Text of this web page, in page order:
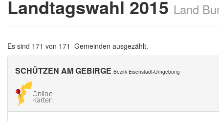
Landtagswahl 2015 Land
Es sind 171 von 171 Gemeinden ausgezählt.
SCHÜTZEN AM GEBIRGE Bezirk Eisenstadt-Umgebung